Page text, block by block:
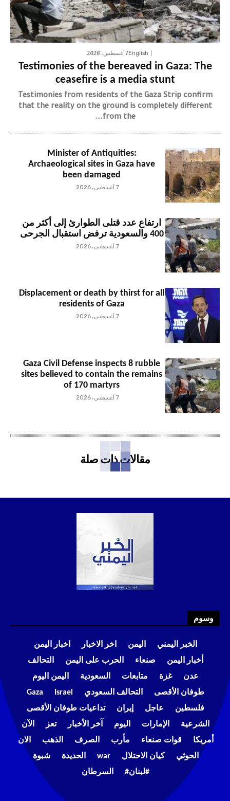
English7 أغسطس، 2026
Testimonies of the bereaved in Gaza: The
ceasefire is a media stunt
Testimonies from residents of the Gaza Strip confirm
that the reality on the ground is completely different
from the...
Minister of Antiquities:
Archaeological sites in Gaza have
been damaged
7 أغسطس، 2026
ارتفاع عدد قتلى الطوارئ إلى أكثر من
400 والسعودية ترفض استقبال الجرحى
7 أغسطس، 2026
Displacement or death by thirst for all
residents of Gaza
7 أغسطس، 2026
Gaza Civil Defense inspects 8 rubble
sites believed to contain the remains
of 170 martyrs
7 أغسطس، 2026
مقالات ذات صلة
وسوم
الخبر اليمني اليمن اخر الاخبار
اخبار اليمن
أخبار اليمن
صنعاء الحرب على اليمن
التحالف
عدن
غزة متابعات السعودية
اليمن اليوم
طوفان الأقصى
التحالف السعودي Israel
Gaza
فلسطين
عاجل إيران
تداعيات طوفان الأقصى
الشرعية
الإمارات اليوم آخر الأخبار تعز
الآن
أمريكا
قوات صنعاء مأرب الصرف الذهب
الان
الحوثي
كيان الاحتلال war الحديدة
شبوة
#لبنان#
السرطان